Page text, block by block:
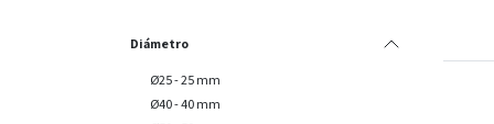
Diámetro
Ø25 - 25 mm
Ø40 - 40 mm